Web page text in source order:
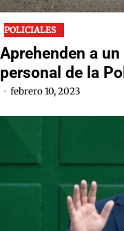
POLICIALES
Aprehenden a
personal de la
febrero 10, 2023